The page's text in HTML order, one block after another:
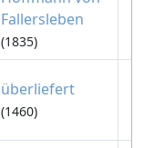
Fallersleben
(1835)
überliefert
(1460)